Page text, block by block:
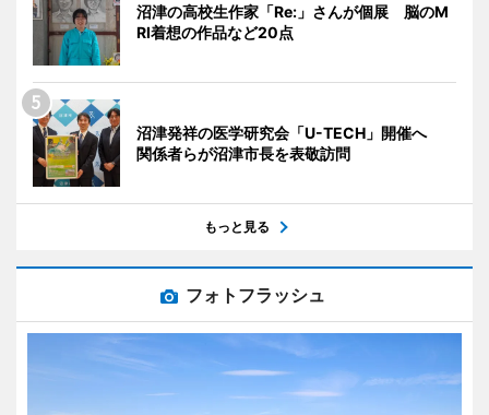
沼津の高校生作家「Re:」さんが個展 脳のM
RI着想の作品など20点
沼津発祥の医学研究会「U-TECH」開催へ
関係者らが沼津市長を表敬訪問
もっと見る
フォトフラッシュ